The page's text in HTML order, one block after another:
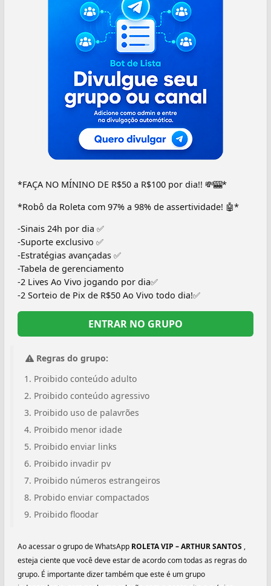
*FAÇA NO MÍNINO DE R$50 a R$100 por dia!! 💸🎰*
*Robô da Roleta com 97% a 98% de assertividade! 🤖*
-Sinais 24h por dia ✅
-Suporte exclusivo ✅
-Estratégias avançadas ✅
-Tabela de gerenciamento
-2 Lives Ao Vivo jogando por dia✅
-2 Sorteio de Pix de R$50 Ao Vivo todo dia!✅
ENTRAR NO GRUPO
Regras do grupo:
Proibido conteúdo adulto
Proibido conteúdo agressivo
Proibido uso de palavrões
Proibido menor idade
Proibido enviar links
Proibido invadir pv
Proibido números estrangeiros
Probido enviar compactados
Proibido floodar
Ao acessar o grupo de WhatsApp ROLETA VIP – ARTHUR SANTOS ,
esteja ciente que você deve estar de acordo com todas as regras do
grupo. É importante dizer também que este é um grupo